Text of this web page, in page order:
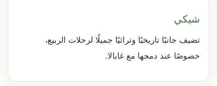
شيكي
تضيف جانبًا تاريخيًا وتراثيًا جميلًا لرحلات الربيع،
خصوصًا عند دمجها مع غابالا.